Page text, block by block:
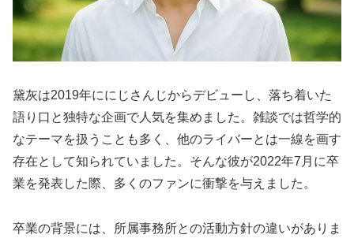
黛灰は2019年ににじさんじからデビューし、落ち着いた
語り口と独特な企画で人気を集めました。雑談では哲学的
なテーマを扱うことも多く、他のライバーとは一線を画す
存在として知られていました。そんな彼が2022年7月に卒
業を発表した際、多くのファンに衝撃を与えました。
卒業の背景には、所属事務所との活動方針の違いがありま